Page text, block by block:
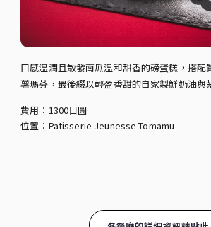
口感溫潤且散發南瓜溫和甜香的磅蛋糕，搭配
薯瑪芬，最後綴以輕盈香甜的自家製鮮奶油與
費用：1300日圓
位置：Patisserie Jeunesse Tomamu